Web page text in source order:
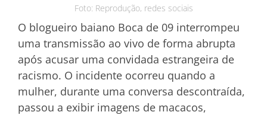
Foto: Reprodução, redes sociais
O blogueiro baiano Boca de 09 interrompeu
uma transmissão ao vivo de forma abrupta
após acusar uma convidada estrangeira de
racismo. O incidente ocorreu quando a
mulher, durante uma conversa descontraída,
passou a exibir imagens de macacos,